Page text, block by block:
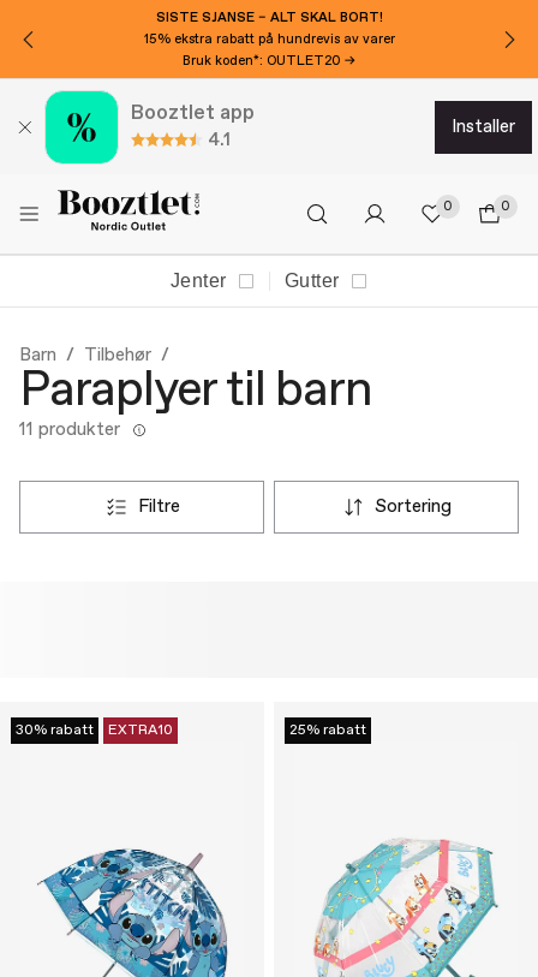
SISTE SJANSE – ALT SKAL BORT!
15% ekstra rabatt på hundrevis av varer
Bruk koden*: OUTLET20 →
Booztlet app
4.1
installer
0 0
Jenter Gutter
Barn Tilbehør
Paraplyer til barn
11 produkter
filtre sortering
30% rabatt EXTRA10 25% rabatt